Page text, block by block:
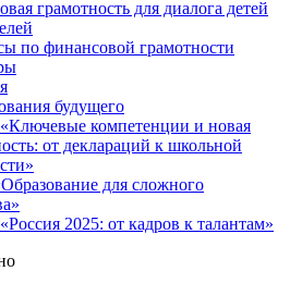
грамотность для диалога детей
по финансовой грамотности
будущего
компетенции и новая
от деклараций к школьной
для сложного
2025: от кадров к талантам»